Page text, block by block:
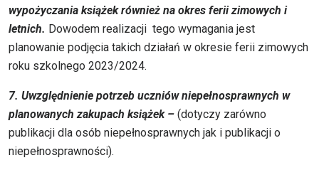
wypożyczania książek również na okres ferii zimowych i
letnich. Dowodem realizacji tego wymagania jest
planowanie podjęcia takich działań w okresie ferii zimowych
roku szkolnego 2023/2024.
7. Uwzględnienie potrzeb uczniów niepełnosprawnych w
planowanych zakupach książek – (dotyczy zarówno
publikacji dla osób niepełnosprawnych jak i publikacji o
niepełnosprawności).